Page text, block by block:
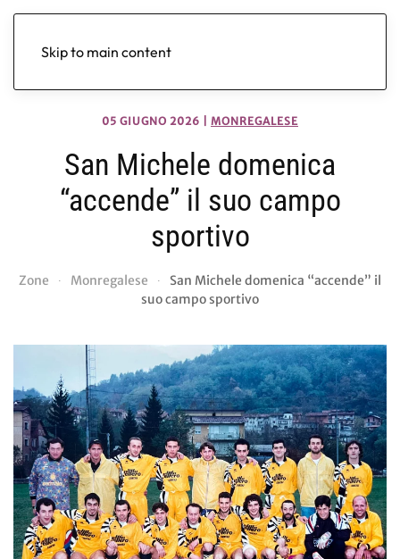
Skip to main content
05 GIUGNO 2026 MONREGALESE
San Michele domenica
“accende” il suo campo
sportivo
Zone Monregalese
San Michele domenica “accende” il
suo campo sportivo